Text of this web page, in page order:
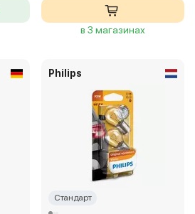
в 3 магазинах
Philips
Стандарт